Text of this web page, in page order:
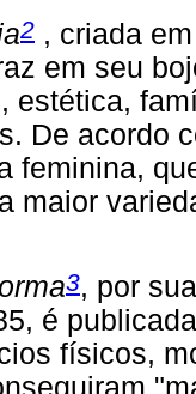
2 , criada
em seu
estética,
De acordo
feminina,
maior
3, por
é
físicos,